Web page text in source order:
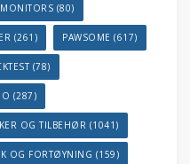
MONITORS (80)
(261) PAWSOME (617)
(78)
(287)
OG TILBEHØR (1041)
OG FORTØYNING (159)